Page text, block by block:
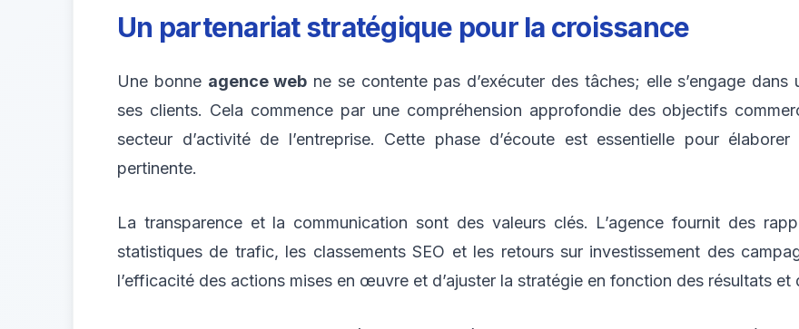
Un partenariat stratégique pour la croissance
Une bonne agence web ne se contente pas d’exécuter des tâches; elle s’engage
ses clients. Cela commence par une compréhension approfondie des objectifs
secteur d’activité de l’entreprise. Cette phase d’écoute est essentielle pour
pertinente.
La transparence et la communication sont des valeurs clés. L’agence fournit des
statistiques de trafic, les classements SEO et les retours sur investissement des
l’efficacité des actions mises en œuvre et d’ajuster la stratégie en fonction des résultats et